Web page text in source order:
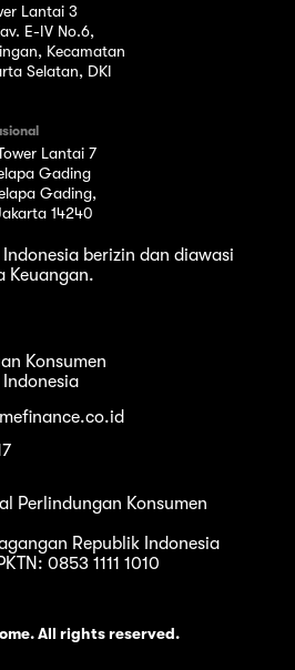
Lantai 3
E-IV No.6,
Kecamatan
Selatan, DKI
Lantai 7
Gading
Gading,
14240
Indonesia berizin dan diawasi
Keuangan.
Konsumen
Indonesia
Perlindungan Konsumen
Republik Indonesia
0853 1111 1010
All rights reserved.